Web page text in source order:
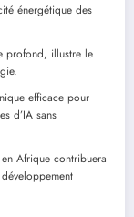
énergétique des
profond, illustre le
efficace pour
d’IA sans
Afrique contribuera